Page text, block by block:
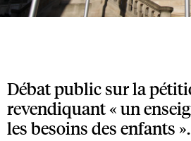
Débat public sur la
revendiquant « un
les besoins des enfants ».